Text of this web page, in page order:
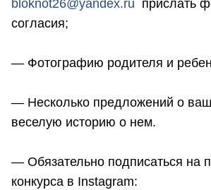
bloknot26@yandex.ru прислать
согласия;
— Фотографию родителя и
— Несколько предложений о
веселую историю о нем.
— Обязательно подписаться на
конкурса в Instagram: